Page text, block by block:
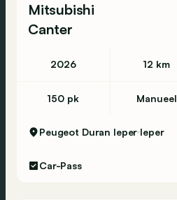
Mitsubishi
Canter
2026 12 km
150 pk Manueel
Peugeot Duran Ieper Ieper
Car-Pass